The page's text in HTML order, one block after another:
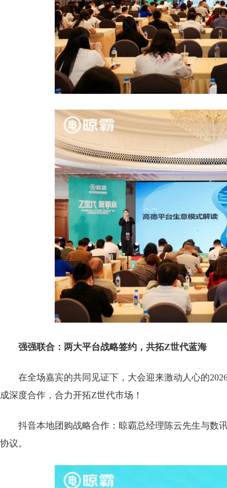
强强联合：两大平台战略签约，共拓Z世代蓝海
在全场嘉宾的共同见证下，大会迎来激动人心的
成深度合作，合力开拓Z世代市场！
抖音本地团购战略合作：晾霸总经理陈云先生与数
协议。